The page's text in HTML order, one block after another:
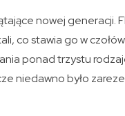
nowej generacji.
co stawia go w
ponad trzystu
niedawno było